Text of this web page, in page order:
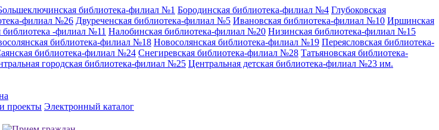
библиотека-филиал №1 Бородинская библиотека-филиал №4 Глубоковская
филиал №26 Двуреченская библиотека-филиал №5 Ивановская библиотека-филиал №10 Иршинская
-филиал №11 Налобинская библиотека-филиал №20 Низинская библиотека-филиал №15
библиотека-филиал №18 Новосолянская библиотека-филиал №19 Переясловская библиотека-
библиотека-филиал №24 Снегиревская библиотека-филиал №28 Татьяновская библиотека-
городская библиотека-филиал №25 Центральная детская библиотека-филиал №23 им.
проекты Электронный каталог